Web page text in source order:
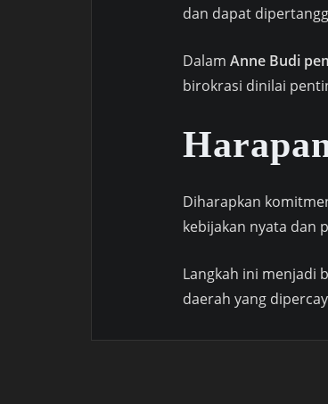
dan dapat
Dalam Anne Budi
birokrasi dinilai
Diharapkan
kebijakan nyata dan
Langkah ini menjadi
daerah yang